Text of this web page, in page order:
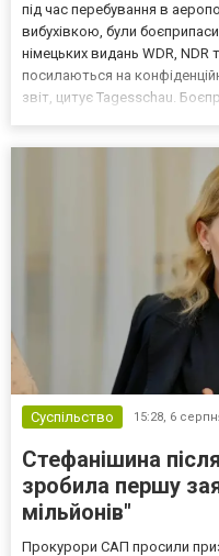
під час перебування в
вибухівкою, були
німецьких видань WDR, NDR
посилаються на
звіт, цитує Tagesschau.
Суспільство 15:28, 6
Стефанішина
зробила першу
мільйонів"
Прокурори САП просили